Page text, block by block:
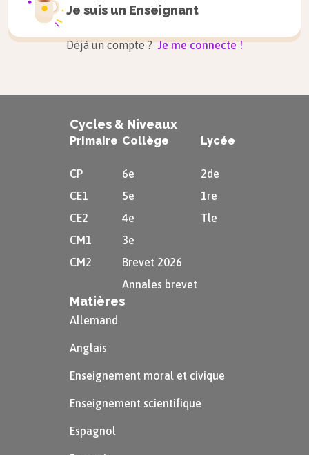
souhaite déterminer la concentration.
En reportant cette conductivité sur le graphique
solution.
Je suis un Enseignant
Déjà un compte ? Je me connecte !
Cycles & Niveaux
Primaire
CP
CE1
CE2
CM1
CM2
Collège
6e
5e
4e
3e
Brevet 2026
Annales brevet
Lycée
2de
1re
Tle
Matières
Allemand
Anglais
Enseignement moral et civique
Enseignement scientifique
Espagnol